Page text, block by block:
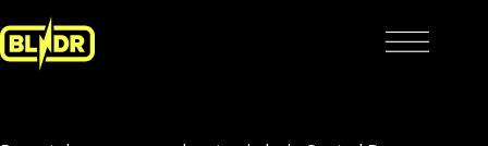
to
content